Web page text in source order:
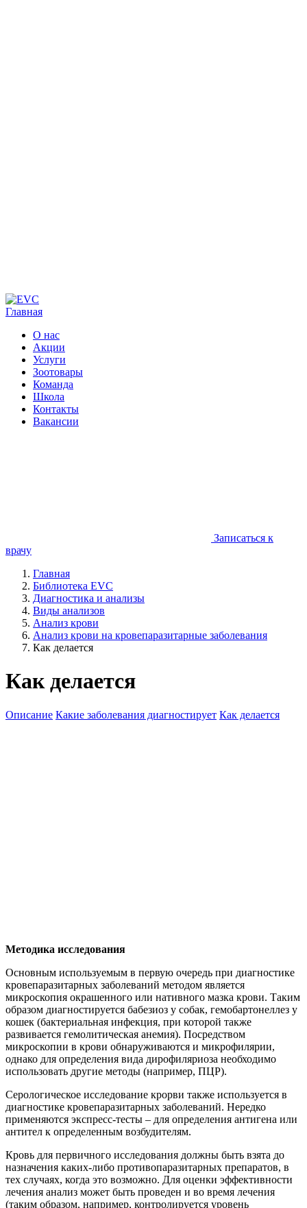
Главная
О нас
Акции
Услуги
Зоотовары
Команда
Школа
Контакты
Вакансии
Записаться к
врачу
Главная
Библиотека EVC
Диагностика и анализы
Виды анализов
Анализ крови
Анализ крови на кровепаразитарные заболевания
Как делается
Как делается
Описание Какие заболевания диагностирует Как делается
Методика исследования
Основным используемым в первую очередь при диагностике
кровепаразитарных заболеваний методом является
микроскопия окрашенного или нативного мазка крови. Таким
образом диагностируется бабезиоз у собак, гемобартонеллез у
кошек (бактериальная инфекция, при которой также
развивается гемолитическая анемия). Посредством
микроскопии в крови обнаруживаются и микрофилярии,
однако для определения вида дирофиляриоза необходимо
использовать другие методы (например, ПЦР).
Серологическое исследование крорви также используется в
диагностике кровепаразитарных заболеваний. Нередко
применяются экспресс-тесты – для определения антигена или
антител к определенным возбудителям.
Кровь для первичного исследования должны быть взята до
назначения каких-либо противопаразитарных препаратов, в
тех случаях, когда это возможно. Для оценки эффективности
лечения анализ может быть проведен и во время лечения
(таким образом, например, контролируется уровень